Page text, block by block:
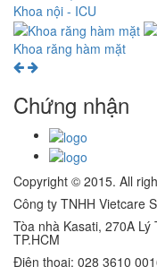
Khoa nội - ICU
Khoa răng hàm mặt
Chứng nhận
Copyright © 2015. All
Công ty TNHH Vietcare
Tòa nhà Kasati, 270A
TP.HCM
Điện thoại: 028 3610